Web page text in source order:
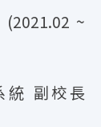
~
統 副校長